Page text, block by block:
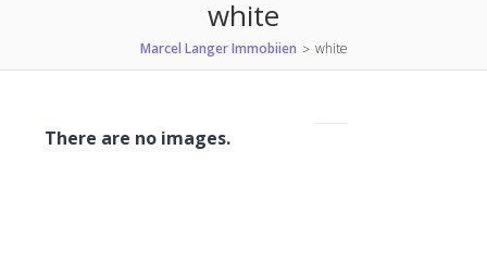
white
Marcel Langer Immobiien > white
There are no images.